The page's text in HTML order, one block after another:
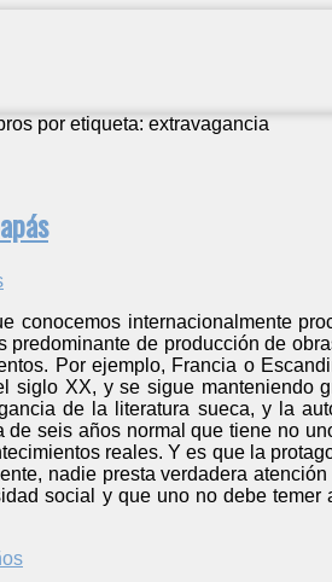
por etiqueta: extravagancia
conocemos internacionalmente
predominante de producción de
Por ejemplo, Francia o
siglo XX, y se sigue manteniendo
de la literatura sueca, y la
seis años normal que tiene no
reales. Y es que la
nadie presta verdadera
social y que uno no debe